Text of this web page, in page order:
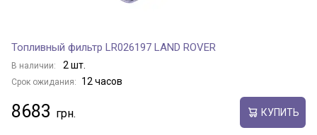
Топливный фильтр LR026197 LAND ROVER
В наличии: 2 шт.
Срок ожидания: 12 часов
8683 КУПИТЬ